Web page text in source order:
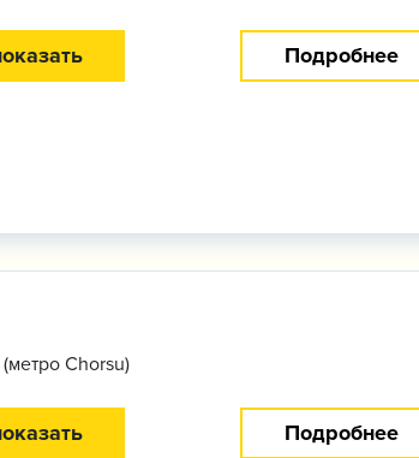
Подробнее
Chorsu)
Подробнее